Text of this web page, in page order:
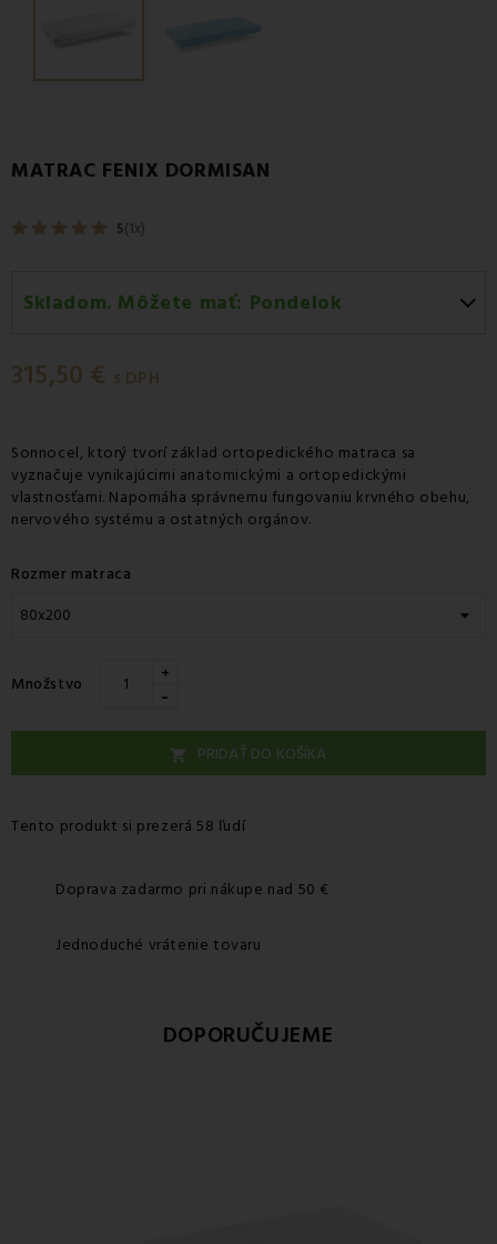
MATRAC FENIX DORMISAN
5(1x)
Skladom. Môžete mať: Pondelok
Pondelok 10.08
315,50 € s DPH
Sonnocel, ktorý tvorí základ ortopedického matraca sa
vyznačuje vynikajúcimi anatomickými a ortopedickými
vlastnosťami. Napomáha správnemu fungovaniu krvného obehu,
nervového systému a ostatných orgánov.
Rozmer matraca
Množstvo +
-
 PRIDAŤ DO KOŠÍKA
Tento produkt si prezerá 58 ľudí
Doprava zadarmo pri nákupe nad 50 €
Jednoduché vrátenie tovaru
DOPORUČUJEME